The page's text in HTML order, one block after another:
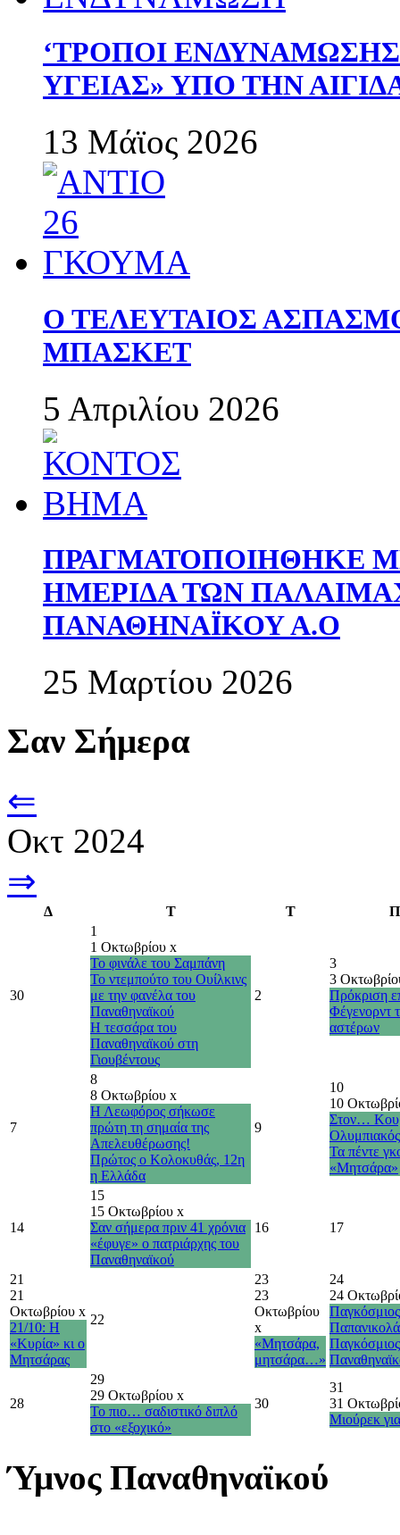
‘ΤΡΟΠΟΙ
ΥΓΕΙΑΣ» ΥΠΟ ΤΗΝ
13 Μάϊος 2026
Ο ΤΕΛΕΥΤΑΙΟΣ
ΜΠΑΣΚΕΤ
5 Απριλίου 2026
ΠΡΑΓΜΑΤΟΠΟΙΗΘΗΚΕ
ΗΜΕΡΙΔΑ ΤΩΝ
ΠΑΝΑΘΗΝΑΪΚΟΥ Α.Ο
25 Μαρτίου 2026
Σαν Σήμερα
⇐
Οκτ 2024
⇒
Δ Τ Τ Π
30
1
1 Οκτωβρίου x
Το φινάλε του Σαμπάνη
Το ντεμπούτο του Ουίλκινς
με την φανέλα του
Παναθηναϊκού
Η τεσσάρα του
Παναθηναϊκού στη
Γιουβέντους
2
3
3
Πρόκριση
Φέγενορντ
αστέρων
7
8
8 Οκτωβρίου x
Η Λεωφόρος σήκωσε
πρώτη τη σημαία της
Απελευθέρωσης!
Πρώτος ο Κολοκυθάς, 12η
η Ελλάδα
9
10
10
Στον…
Τα πέντε
«Μητσάρα»
14
15
15 Οκτωβρίου x
Σαν σήμερα πριν 41 χρόνια
«έφυγε» ο πατριάρχης του
Παναθηναϊκού
16 17
21
21
Οκτωβρίου x
21/10: Η
«Κυρία» κι ο
Μητσάρας
22
23
23
Οκτωβρίου
x
«Μητσάρα,
μητσάρα…»
24
24
Παγκόσμιος
Παγκόσμιος
28
29
29 Οκτωβρίου x
Το πιο… σαδιστικό διπλό
στο «εξοχικό»
30
31
31
Μιούρεκ
Ύμνος Παναθηναϊκού